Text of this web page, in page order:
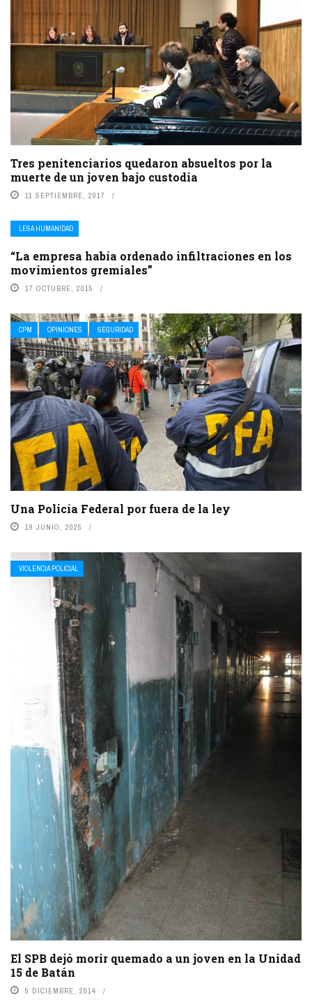
Tres penitenciarios quedaron absueltos por la
muerte de un joven bajo custodia
11 SEPTIEMBRE, 2017
LESA HUMANIDAD
“La empresa había ordenado infiltraciones en los
movimientos gremiales”
17 OCTUBRE, 2015
CPM OPINIONES SEGURIDAD
Una Policía Federal por fuera de la ley
19 JUNIO, 2025
VIOLENCIA POLICIAL
El SPB dejó morir quemado a un joven en la Unidad
15 de Batán
5 DICIEMBRE, 2014